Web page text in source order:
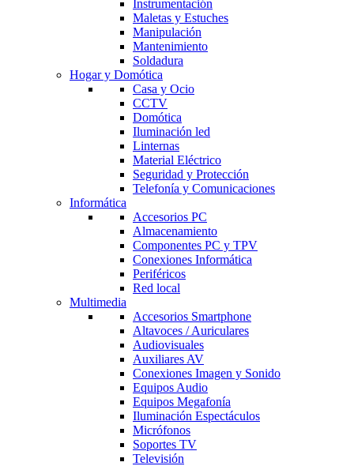
Instrumentación
Maletas y Estuches
Manipulación
Mantenimiento
Soldadura
Hogar y Domótica
Casa y Ocio
CCTV
Domótica
Iluminación led
Linternas
Material Eléctrico
Seguridad y Protección
Telefonía y Comunicaciones
Informática
Accesorios PC
Almacenamiento
Componentes PC y TPV
Conexiones Informática
Periféricos
Red local
Multimedia
Accesorios Smartphone
Altavoces / Auriculares
Audiovisuales
Auxiliares AV
Conexiones Imagen y Sonido
Equipos Audio
Equipos Megafonía
Iluminación Espectáculos
Micrófonos
Soportes TV
Televisión